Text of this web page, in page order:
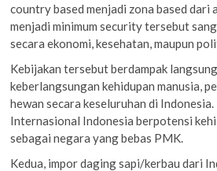
country based menjadi zona based dari
menjadi minimum security tersebut
secara ekonomi, kesehatan, maupun
Kebijakan tersebut berdampak
keberlangsungan kehidupan manusia,
hewan secara keseluruhan di
Internasional Indonesia berpotensi
sebagai negara yang bebas PMK.
Kedua, impor daging sapi/kerbau dari